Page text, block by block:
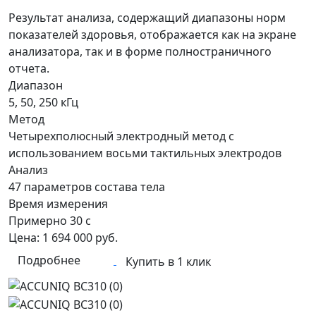
Результат анализа, содержащий диапазоны норм
показателей здоровья, отображается как на экране
анализатора, так и в форме полностраничного
отчета.
Диапазон
5, 50, 250 кГц
Метод
Четырехполюсный электродный метод с
использованием восьми тактильных электродов
Анализ
47 параметров состава тела
Время измерения
Примерно 30 с
Цена: 1 694 000 руб.
Подробнее
Купить в 1 клик